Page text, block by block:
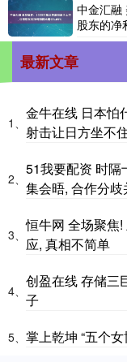
中金汇融
股东的净
最新文章
1、
金牛在线 日本怕
射击让日方坐不
2、
51我要配资 时隔
集会晤, 合作分歧
3、
恒牛网 全场聚焦
应, 真相不简单
4、
创盈在线 存储三
子
5、 掌上乾坤 “五个